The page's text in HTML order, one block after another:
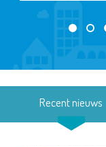
Recent nieuws